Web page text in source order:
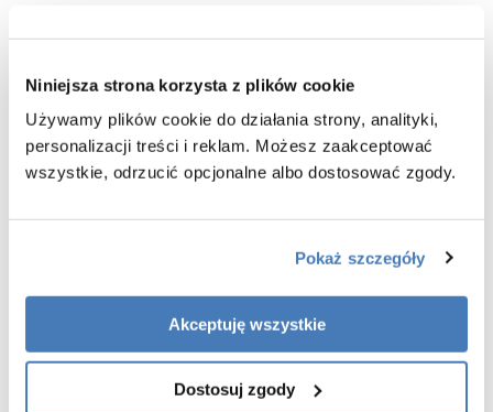
Niniejsza strona korzysta z plików cookie
Używamy plików cookie do działania strony, analityki,
personalizacji treści i reklam. Możesz zaakceptować
wszystkie, odrzucić opcjonalne albo dostosować zgody.
Pokaż szczegóły
Akceptuję wszystkie
Dostosuj zgody
(montaż opcjonalny)
gwarancja 7 lat